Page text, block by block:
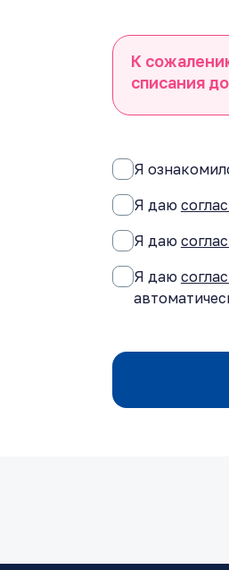
К
списания
Я
Я даю
Я даю
Я даю